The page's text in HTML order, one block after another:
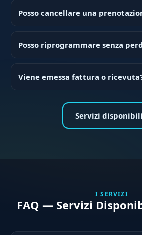
Posso cancellare una
Posso riprogrammare senza
Viene emessa fattura o
Servizi
I SERVIZI
FAQ — Servizi